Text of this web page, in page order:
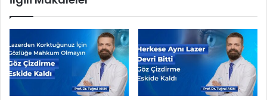
n
i
n
l
a
r